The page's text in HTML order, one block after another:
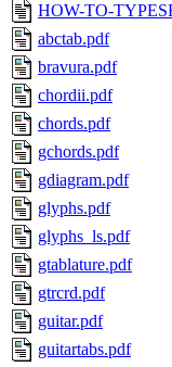
HOW-TO-
abctab.pdf
bravura.pdf
chordii.pdf
chords.pdf
gchords.pdf
gdiagram.pdf
glyphs.pdf
glyphs_ls.pdf
gtablature.pdf
gtrcrd.pdf
guitar.pdf
guitartabs.pdf